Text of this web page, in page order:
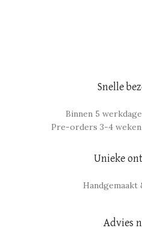
Snelle
Binnen 5
Pre-orders 3-4
Unieke
Handgemaakt
Advies